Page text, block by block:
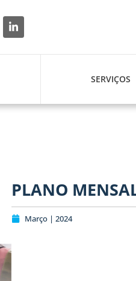
SERVIÇOS
PLANO
Março | 2024